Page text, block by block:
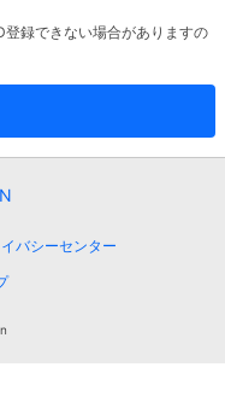
録できない場合がありますの
バシーセンター